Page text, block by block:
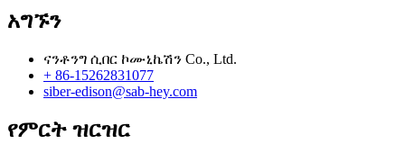
አግኙን
ናንቶንግ ሲበር ኮሙኒኬሽን Co., Ltd.
+ 86-15262831077
siber-edison@sab-hey.com
የምርት ዝርዝር